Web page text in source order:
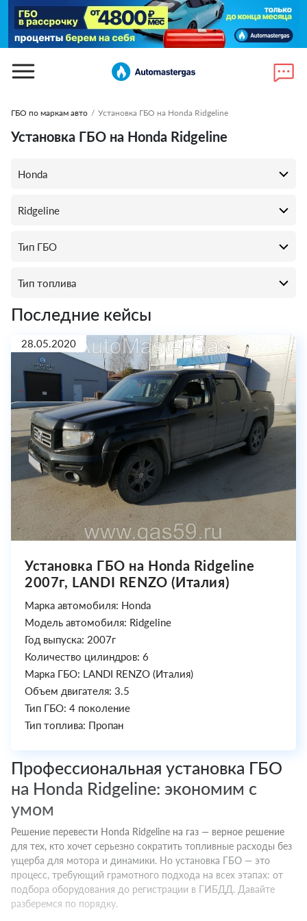
ГБО по маркам авто / Установка ГБО на Honda Ridgeline
Установка ГБО на Honda Ridgeline
Последние кейсы
28.05.2020
Установка ГБО на Honda Ridgeline
2007г, LANDI RENZO (Италия)
Марка автомобиля: Honda
Модель автомобиля: Ridgeline
Год выпуска: 2007г
Количество цилиндров: 6
Марка ГБО: LANDI RENZO (Италия)
Объем двигателя: 3.5
Тип ГБО: 4 поколение
Тип топлива: Пропан
Профессиональная установка ГБО
на Honda Ridgeline: экономим с
умом
Решение перевести Honda Ridgeline на газ — верное решение
для тех, кто хочет серьезно сократить топливные расходы без
ущерба для мотора и динамики. Но установка ГБО — это
процесс, требующий грамотного подхода на всех этапах: от
подбора оборудования до регистрации в ГИБДД. Давайте
разберемся по порядку.